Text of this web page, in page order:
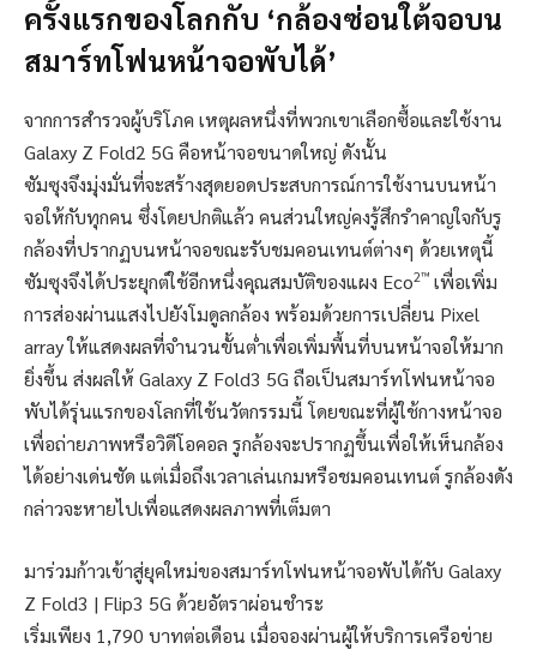
ครั้งแรกของโลกกับ ‘กล้องซ่อนใต้จอบน
สมาร์ทโฟนหน้าจอพับได้’
จากการสำรวจผู้บริโภค เหตุผลหนึ่งที่พวกเขาเลือกซื้อและใช้งาน
Galaxy Z Fold2 5G คือหน้าจอขนาดใหญ่ ดังนั้น
ซัมซุงจึงมุ่งมั่นที่จะสร้างสุดยอดประสบการณ์การใช้งานบนหน้า
จอให้กับทุกคน ซึ่งโดยปกติแล้ว คนส่วนใหญ่คงรู้สึกรำคาญใจกับรู
กล้องที่ปรากฏบนหน้าจอขณะรับชมคอนเทนต์ต่างๆ ด้วยเหตุนี้
ซัมซุงจึงได้ประยุกต์ใช้อีกหนึ่งคุณสมบัติของแผง Eco2™ เพื่อเพิ่ม
การส่องผ่านแสงไปยังโมดูลกล้อง พร้อมด้วยการเปลี่ยน Pixel
array ให้แสดงผลที่จำนวนขั้นต่ำเพื่อเพิ่มพื้นที่บนหน้าจอให้มาก
ยิ่งขึ้น ส่งผลให้ Galaxy Z Fold3 5G ถือเป็นสมาร์ทโฟนหน้าจอ
พับได้รุ่นแรกของโลกที่ใช้นวัตกรรมนี้ โดยขณะที่ผู้ใช้กางหน้าจอ
เพื่อถ่ายภาพหรือวิดีโอคอล รูกล้องจะปรากฏขึ้นเพื่อให้เห็นกล้อง
ได้อย่างเด่นชัด แต่เมื่อถึงเวลาเล่นเกมหรือชมคอนเทนต์ รูกล้องดัง
กล่าวจะหายไปเพื่อแสดงผลภาพที่เต็มตา
มาร่วมก้าวเข้าสู่ยุคใหม่ของสมาร์ทโฟนหน้าจอพับได้กับ Galaxy
Z Fold3 | Flip3 5G ด้วยอัตราผ่อนชำระ
เริ่มเพียง 1,790 บาทต่อเดือน เมื่อจองผ่านผู้ให้บริการเครือข่าย